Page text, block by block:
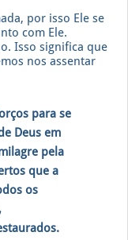
por isso Ele se
com Ele.
Isso significa que
nos assentar
para se
Deus em
pela
que a
os